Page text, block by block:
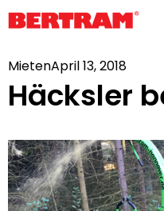
MietenApril 13, 2018
Häcksler